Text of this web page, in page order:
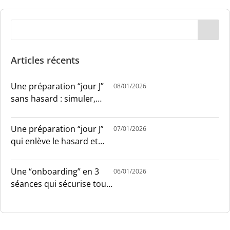
Articles récents
Une préparation “jour J”
sans hasard : simuler,
08/01/2026
Une préparation “jour J”
qui enlève le hasard et
07/01/2026
Une “onboarding” en 3
séances qui sécurise tout
06/01/2026